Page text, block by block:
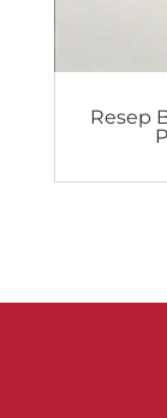
Resep